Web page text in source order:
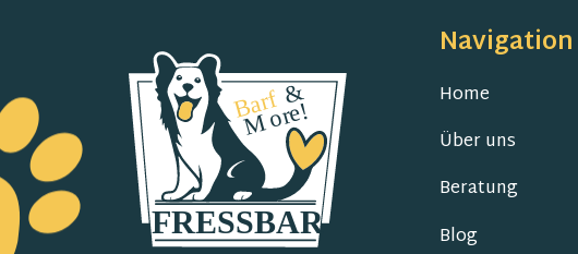
Navigation
Home
Über uns
Beratung
Blog